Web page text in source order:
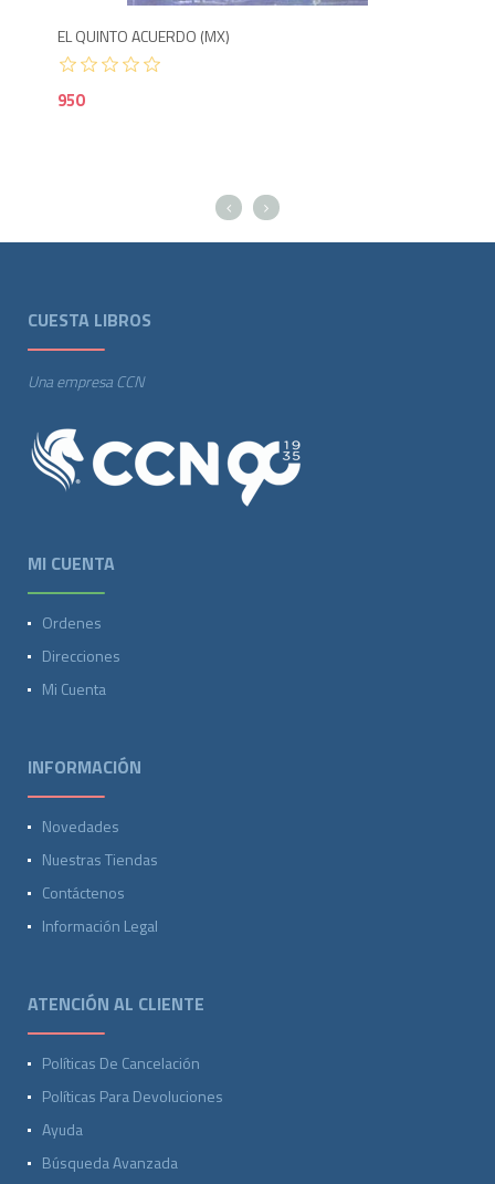
EL QUINTO ACUERDO (MX)
950
CUESTA LIBROS
Una empresa CCN
MI CUENTA
Ordenes
Direcciones
Mi Cuenta
INFORMACIÓN
Novedades
Nuestras Tiendas
Contáctenos
Información Legal
ATENCIÓN AL CLIENTE
Políticas De Cancelación
Políticas Para Devoluciones
Ayuda
Búsqueda Avanzada